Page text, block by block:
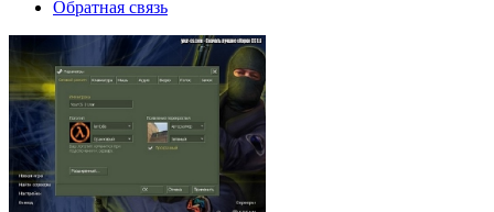
Обратная связь